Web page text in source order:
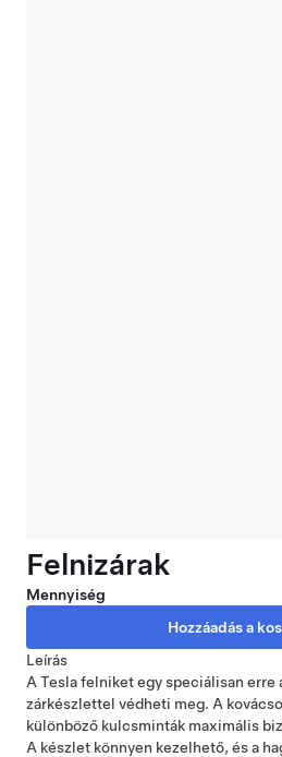
Felnizárak
Mennyiség
Leírás
A Tesla felniket egy speciálisan erre
zárkészlettel védheti meg. A
különböző kulcsminták maximális
A készlet könnyen kezelhető, és a